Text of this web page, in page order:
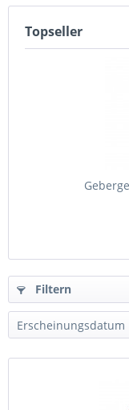
Topseller
Filtern